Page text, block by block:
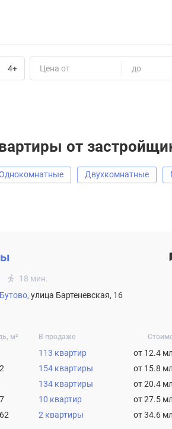
4+ Цена от до
от
Однокомнатные Двухкомнатные
18 мин.
улица Бартеневская, 16
м² В продаже
113 квартир
от 12.4
154 квартиры
от 15.8
134 квартиры
от 20.4
10 квартир
от 27.5
2 квартиры от 34.6